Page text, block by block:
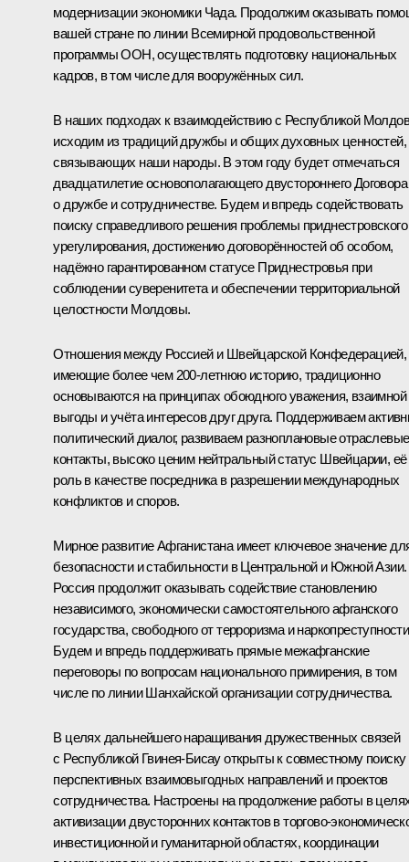
модернизации экономики Чада. Продолжим оказывать
вашей стране по линии Всемирной продовольственной
программы ООН, осуществлять подготовку национальных
кадров, в том числе для вооружённых сил.
В наших подходах к взаимодействию с Республикой
исходим из традиций дружбы и общих духовных ценностей,
связывающих наши народы. В этом году будет отмечаться
двадцатилетие основополагающего двустороннего Договора
о дружбе и сотрудничестве. Будем и впредь содействовать
поиску справедливого решения проблемы приднестровского
урегулирования, достижению договорённостей об особом,
надёжно гарантированном статусе Приднестровья при
соблюдении суверенитета и обеспечении территориальной
целостности Молдовы.
Отношения между Россией и Швейцарской Конфедерацией,
имеющие более чем 200-летнюю историю, традиционно
основываются на принципах обоюдного уважения, взаимной
выгоды и учёта интересов друг друга. Поддерживаем
политический диалог, развиваем разноплановые отраслевые
контакты, высоко ценим нейтральный статус Швейцарии, её
роль в качестве посредника в разрешении международных
конфликтов и споров.
Мирное развитие Афганистана имеет ключевое значение
безопасности и стабильности в Центральной и Южной Азии.
Россия продолжит оказывать содействие становлению
независимого, экономически самостоятельного афганского
государства, свободного от терроризма и
Будем и впредь поддерживать прямые межафганские
переговоры по вопросам национального примирения, в том
числе по линии Шанхайской организации сотрудничества.
В целях дальнейшего наращивания дружественных связей
с Республикой Гвинея-Бисау открыты к совместному поиску
перспективных взаимовыгодных направлений и проектов
сотрудничества. Настроены на продолжение работы в
активизации двусторонних контактов в торгово-
инвестиционной и гуманитарной областях, координации